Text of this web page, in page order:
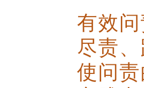
有效
尽责
使问